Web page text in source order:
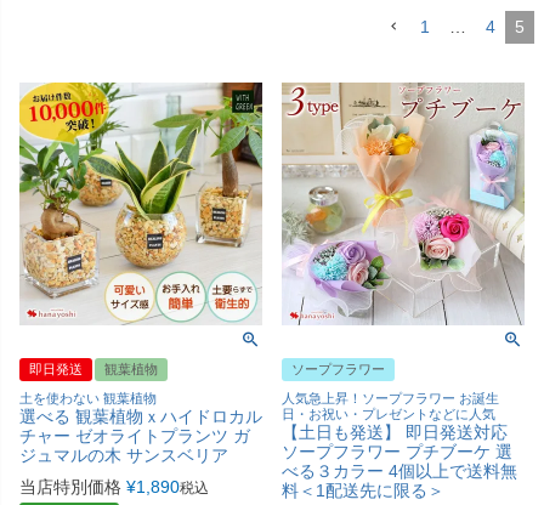
1 4 5
即日発送
観葉植物
土を使わない 観葉植物
選べる 観葉植物ｘハイドロカル
チャー ゼオライトプランツ ガ
ジュマルの木 サンスベリア
当店特別価格 ¥1,890税込
ソープフラワー
人気急上昇！ソープフラワー お誕生
日・お祝い・プレゼントなどに人気
【土日も発送】 即日発送対応
ソープフラワー プチブーケ 選
べる３カラー 4個以上で送料無
料＜1配送先に限る＞